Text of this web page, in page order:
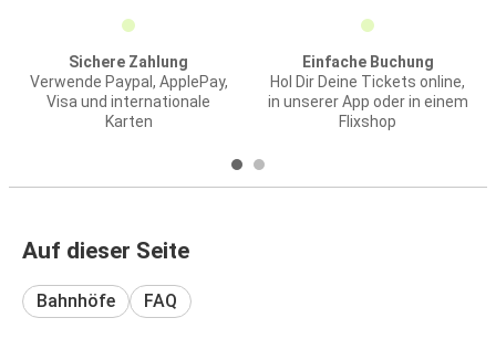
Sichere Zahlung
Verwende Paypal, ApplePay,
Visa und internationale
Karten
Einfache Buchung
Hol Dir Deine Tickets online,
in unserer App oder in einem
Flixshop
Auf dieser Seite
Bahnhöfe FAQ